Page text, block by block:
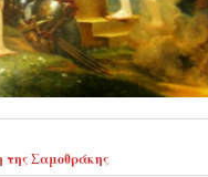
της Σαμοθράκης